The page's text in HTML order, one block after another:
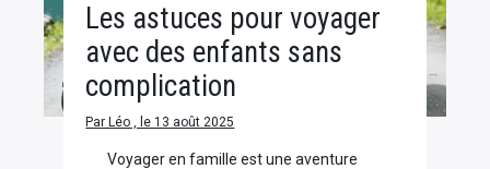
Les astuces pour voyager
avec des enfants sans
complication
Par Léo , le 13 août 2025
Voyager en famille est une aventure